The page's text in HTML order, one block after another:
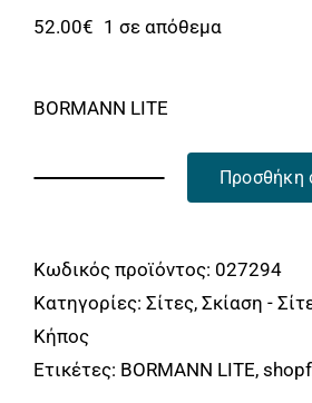
Αναλώσιμα
Περισσότερα
52.00€ 1 σε απόθεμα
BORMANN LITE
Παραθύρου
Κίνησης
Προσθήκη
Κωδικός προϊόντος: 027294
Κατηγορίες: Σίτες, Σκίαση -
Κήπος
Ετικέτες: BORMANN LITE,